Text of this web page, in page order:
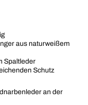
aus naturweißem
Spaltleder
Schutz
an der